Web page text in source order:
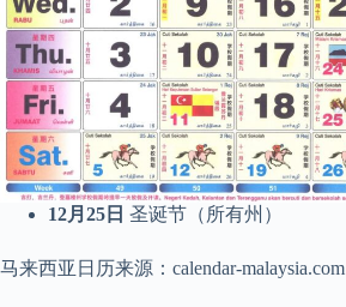
12月25日 圣诞节（所有州）
马来西亚日历来源：calendar-malaysia.com